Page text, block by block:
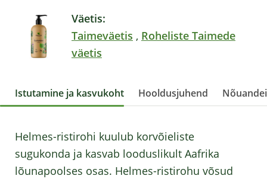
Väetis:
Taimeväetis , Roheliste Taimede
väetis
Istutamine ja kasvukoht Hooldusjuhend
Helmes-ristirohi kuulub korvõieliste
sugukonda ja kasvab looduslikult Aafrika
lõunapoolses osas. Helmes-ristirohu võsud